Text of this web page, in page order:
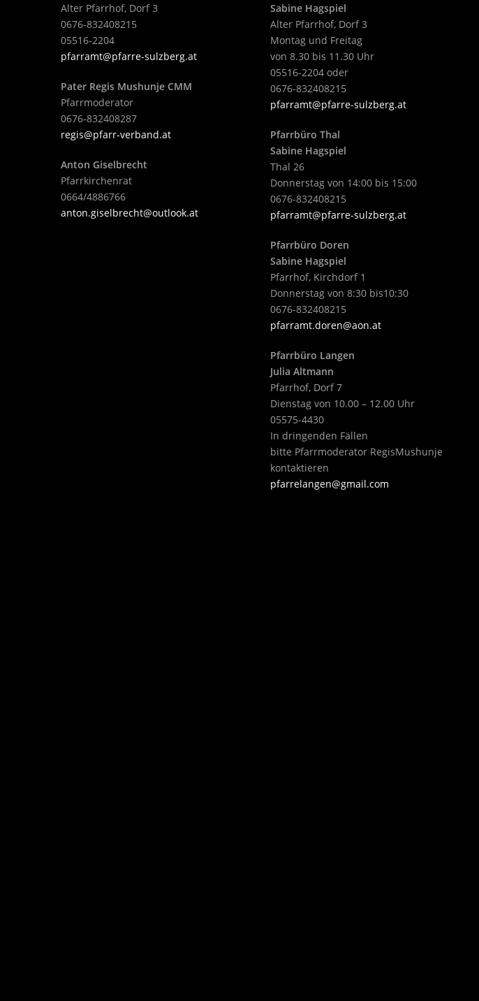
Alter Pfarrhof, Dorf 3
0676-832408215
05516-2204
pfarramt@pfarre-sulzberg.at
Pater Regis Mushunje CMM
Pfarrmoderator
0676-832408287
regis@pfarr-verband.at
Anton Giselbrecht
Pfarrkirchenrat
0664/4886766
anton.giselbrecht@outlook.at
Sabine Hagspiel
Alter Pfarrhof, Dorf 3
Montag und Freitag
von 8.30 bis 11.30 Uhr
05516-2204 oder
0676-832408215
pfarramt@pfarre-sulzberg.at
Pfarrbüro Thal
Sabine Hagspiel
Thal 26
Donnerstag von 14:00 bis 15:00
0676-832408215
pfarramt@pfarre-sulzberg.at
Pfarrbüro Doren
Sabine Hagspiel
Pfarrhof, Kirchdorf 1
Donnerstag von 8:30 bis10:30
0676-832408215
pfarramt.doren@aon.at
Pfarrbüro Langen
Julia Altmann
Pfarrhof, Dorf 7
Dienstag von 10.00 – 12.00 Uhr
05575-4430
In dringenden Fällen
bitte Pfarrmoderator RegisMushunje
kontaktieren
pfarrelangen@gmail.com